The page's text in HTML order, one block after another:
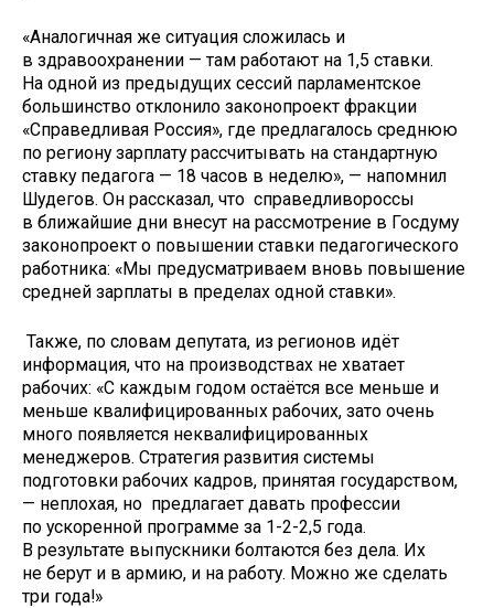
«Аналогичная же ситуация сложилась и
в здравоохранении — там работают на 1,5 ставки.
На одной из предыдущих сессий парламентское
большинство отклонило законопроект фракции
«Справедливая Россия», где предлагалось среднюю
по региону зарплату рассчитывать на стандартную
ставку педагога — 18 часов в неделю», — напомнил
Шудегов. Он рассказал, что справедливороссы
в ближайшие дни внесут на рассмотрение в Госдуму
законопроект о повышении ставки педагогического
работника: «Мы предусматриваем вновь повышение
средней зарплаты в пределах одной ставки».
Также, по словам депутата, из регионов идёт
информация, что на производствах не хватает
рабочих: «С каждым годом остаётся все меньше и
меньше квалифицированных рабочих, зато очень
много появляется неквалифицированных
менеджеров. Стратегия развития системы
подготовки рабочих кадров, принятая государством,
— неплохая, но предлагает давать профессии
по ускоренной программе за 1-2-2,5 года.
В результате выпускники болтаются без дела. Их
не берут и в армию, и на работу. Можно же сделать
три года!»